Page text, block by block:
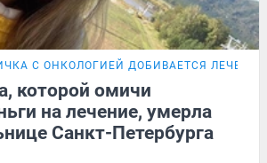
С ОНКОЛОГИЕЙ ДОБИВАЕТСЯ ЛЕЧЕНИЯ
которой омичи
на лечение, умерла
Санкт-Петербурга